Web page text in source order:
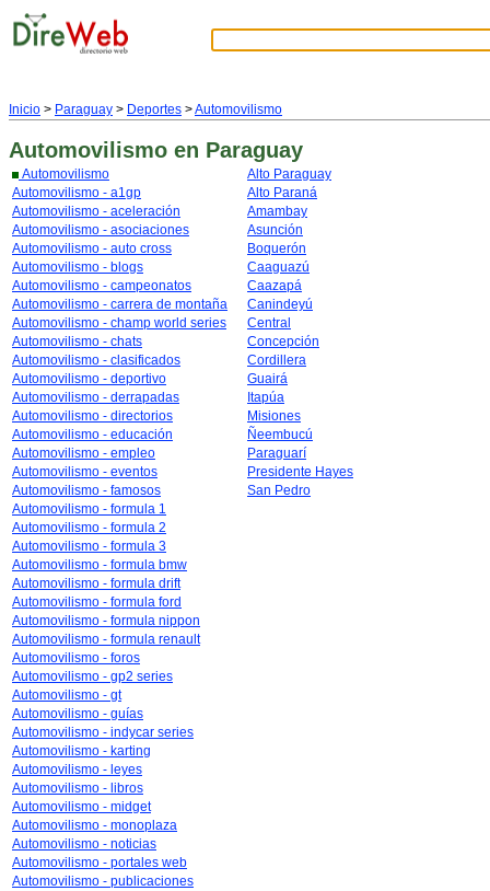
Inicio > Paraguay > Deportes >Automovilismo
Automovilismo en Paraguay
Automovilismo
Automovilismo - a1gp
Automovilismo - aceleración
Automovilismo - asociaciones
Automovilismo - auto cross
Automovilismo - blogs
Automovilismo - campeonatos
Automovilismo - carrera de montaña
Automovilismo - champ world series
Automovilismo - chats
Automovilismo - clasificados
Automovilismo - deportivo
Automovilismo - derrapadas
Automovilismo - directorios
Automovilismo - educación
Automovilismo - empleo
Automovilismo - eventos
Automovilismo - famosos
Automovilismo - formula 1
Automovilismo - formula 2
Automovilismo - formula 3
Automovilismo - formula bmw
Automovilismo - formula drift
Automovilismo - formula ford
Automovilismo - formula nippon
Automovilismo - formula renault
Automovilismo - foros
Automovilismo - gp2 series
Automovilismo - gt
Automovilismo - guías
Automovilismo - indycar series
Automovilismo - karting
Automovilismo - leyes
Automovilismo - libros
Automovilismo - midget
Automovilismo - monoplaza
Automovilismo - noticias
Automovilismo - portales web
Automovilismo - publicaciones
Alto Paraguay
Alto Paraná
Amambay
Asunción
Boquerón
Caaguazú
Caazapá
Canindeyú
Central
Concepción
Cordillera
Guairá
Itapúa
Misiones
Ñeembucú
Paraguarí
Presidente Hayes
San Pedro